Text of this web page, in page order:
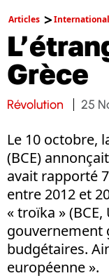
Articles International
Grèce
Révolution 25
Le 10 octobre,
(BCE)
avait rapporté
entre 2012 et
« troïka »
gouvernement
budgétaires.
européenne ».